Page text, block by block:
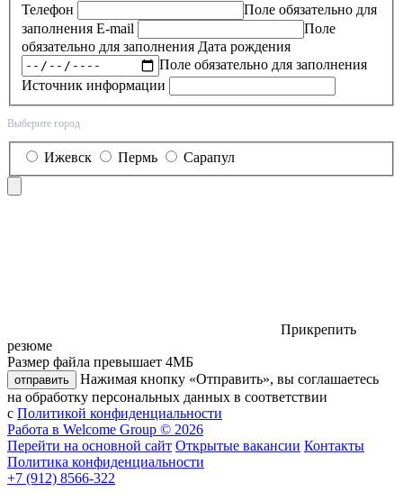
Телефон
Поле обязательно для
заполнения E-mail
Поле
обязательно для заполнения Дата рождения
Поле обязательно для заполнения
Источник информации
Выберите город
Ижевск Пермь Сарапул
Прикрепить
резюме
Размер файла превышает 4МБ
отправить
Нажимая кнопку «Отправить», вы соглашаетесь
на обработку персональных данных в соответствии
с Политикой конфиденциальности
Работа в Welcome Group © 2026
Перейти на основной сайт Открытые вакансии Контакты
Политика конфиденциальности
+7 (912) 8566-322